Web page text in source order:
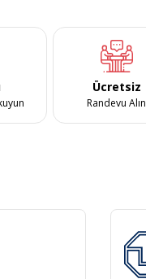
Ücretsiz
Randevu Alın